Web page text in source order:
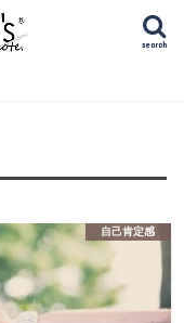
search
自己肯定感